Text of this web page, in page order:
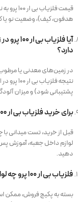
قیمت
هدفون، کیف)، وضعیت نو یا
آیا
دارد؟
در زمین‌های معدنی یا
نتیجه
پشتیبانی شود) و میزان
برای خرید فلزیاب بی ار 100 پرو باید به چه نکاتی توجه کرد؟
قبل از خرید، تست میدانی
لوازم داخل جعبه، آموزش پس
دهید.
فلزیاب بی ار 100 پرو چه لوازم جانبی یا امکاناتی دارد؟
بسته به پکیج فروش، ممکن